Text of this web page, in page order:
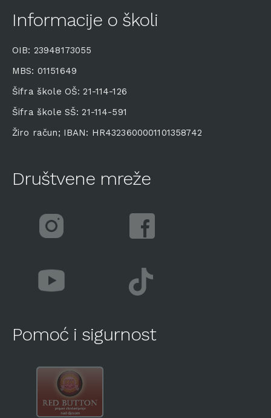
Informacije o školi
OIB: 23948173055
MBS: 01151649
Šifra škole OŠ: 21-114-126
Šifra škole SŠ: 21-114-591
Žiro račun; IBAN: HR4323600001101358742
Društvene mreže
Pomoć i sigurnost